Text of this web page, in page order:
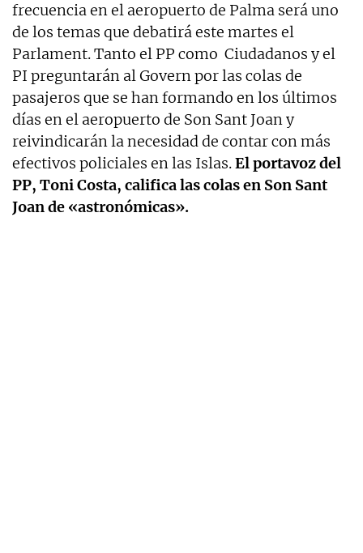
frecuencia en el aeropuerto de Palma será uno
de los temas que debatirá este martes el
Parlament. Tanto el PP como Ciudadanos y el
PI preguntarán al Govern por las colas de
pasajeros que se han formando en los últimos
días en el aeropuerto de Son Sant Joan y
reivindicarán la necesidad de contar con más
efectivos policiales en las Islas.El portavoz del
PP, Toni Costa, califica las colas en Son Sant
Joan de «astronómicas».